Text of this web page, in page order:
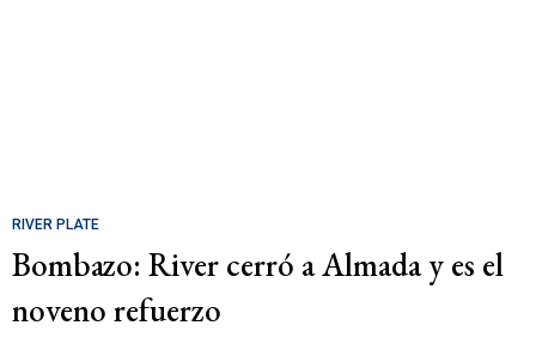
RIVER PLATE
Bombazo: River cerró a Almada y es el
noveno refuerzo